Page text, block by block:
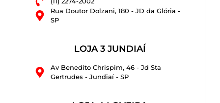
Rua Doutor Dolzani, 180 - JD da Glória -
SP
LOJA 3 JUNDIAÍ
Av Benedito Chrispim, 46 - Jd Sta
Gertrudes - Jundiaí - SP